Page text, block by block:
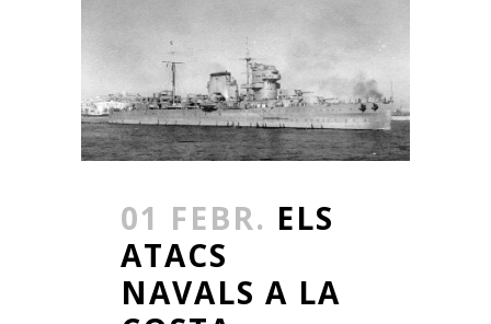
01 FEBR. ELS
ATACS
NAVALS A LA